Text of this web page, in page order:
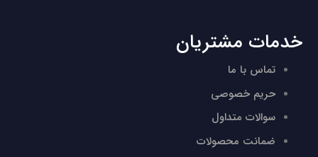
خدمات مشتریان
تماس با ما
حریم خصوصی
سوالات متداول
ضمانت محصولات